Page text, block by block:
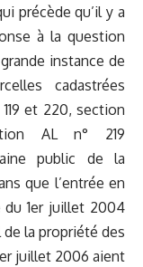
précède qu’il y a
à la question
instance de
cadastrées
et 220, section
AL n° 219
public de la
que l’entrée en
du 1er juillet 2004
la propriété des
juillet 2006 aient